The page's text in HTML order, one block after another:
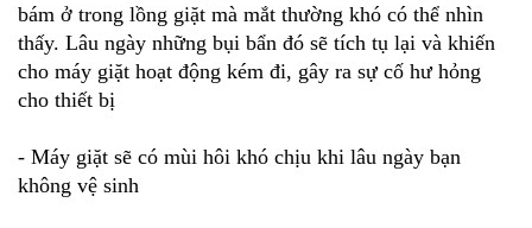
bám ở trong lồng giặt mà mắt thường khó có thể nhìn
thấy. Lâu ngày những bụi bẩn đó sẽ tích tụ lại và khiến
cho máy giặt hoạt động kém đi, gây ra sự cố hư hỏng
cho thiết bị
- Máy giặt sẽ có mùi hôi khó chịu khi lâu ngày bạn
không vệ sinh